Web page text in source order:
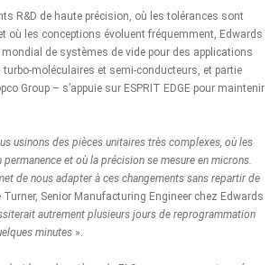
R&D de haute précision, où les tolérances sont
où les conceptions évoluent fréquemment, Edwards
de systèmes de vide pour des applications
moléculaires et semi-conducteurs, et partie
Group – s’appuie sur ESPRIT EDGE pour maintenir
usinons des pièces unitaires très complexes, où les
et où la précision se mesure en microns.
de nous adapter à ces changements sans repartir de
Turner, Senior Manufacturing Engineer chez Edwards
autrement plusieurs jours de reprogrammation
minutes ».